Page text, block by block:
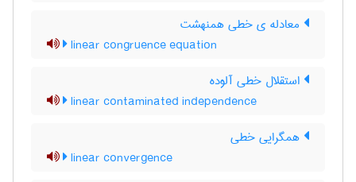
معادله ی خطی همنهشت
linear congruence equation
استقلال خطی آلوده
linear contaminated independence
همگرایی خطی
linear convergence